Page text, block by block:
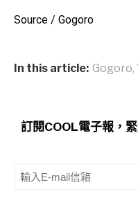
Source / Gogoro
In this article: Gogoro,
訂閱COOL電子報，